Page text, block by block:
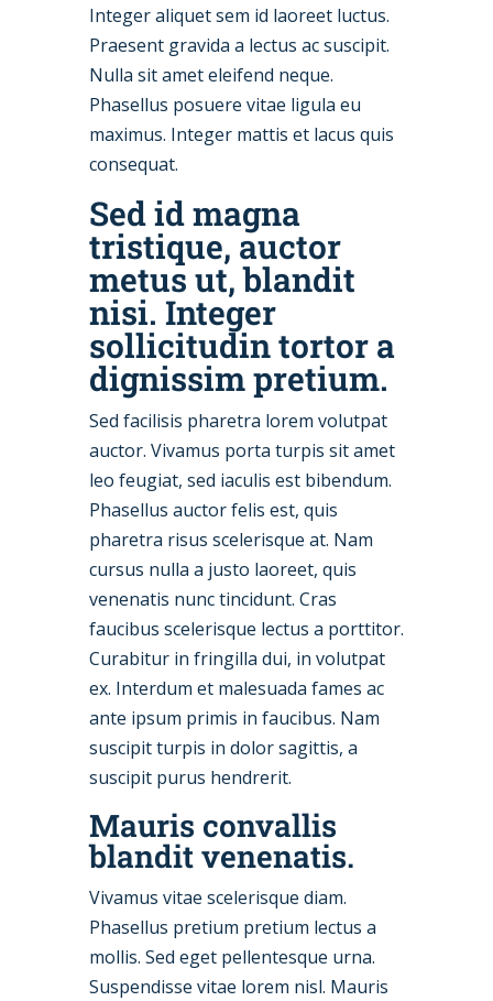
Integer aliquet sem id laoreet luctus.
Praesent gravida a lectus ac suscipit.
Nulla sit amet eleifend neque.
Phasellus posuere vitae ligula eu
maximus. Integer mattis et lacus quis
consequat.
Sed id magna
tristique, auctor
metus ut, blandit
nisi. Integer
sollicitudin tortor a
dignissim pretium.
Sed facilisis pharetra lorem volutpat
auctor. Vivamus porta turpis sit amet
leo feugiat, sed iaculis est bibendum.
Phasellus auctor felis est, quis
pharetra risus scelerisque at. Nam
cursus nulla a justo laoreet, quis
venenatis nunc tincidunt. Cras
faucibus scelerisque lectus a porttitor.
Curabitur in fringilla dui, in volutpat
ex. Interdum et malesuada fames ac
ante ipsum primis in faucibus. Nam
suscipit turpis in dolor sagittis, a
suscipit purus hendrerit.
Mauris convallis
blandit venenatis.
Vivamus vitae scelerisque diam.
Phasellus pretium pretium lectus a
mollis. Sed eget pellentesque urna.
Suspendisse vitae lorem nisl. Mauris